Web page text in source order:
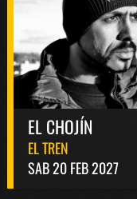
EL CHOJÍN
EL TREN
SAB 20 FEB 2027